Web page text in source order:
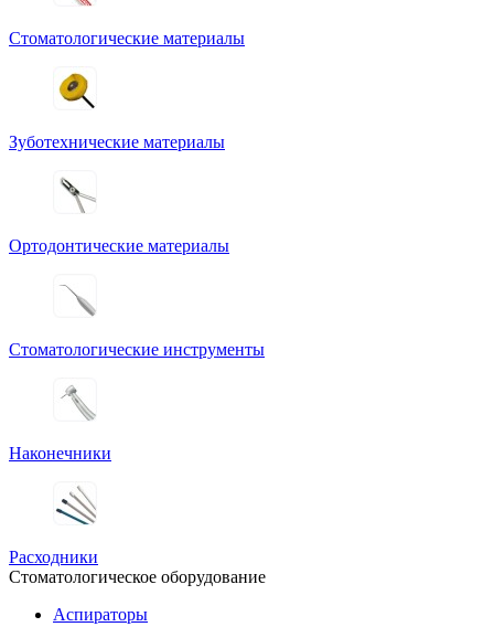
Стоматологические материалы
Зуботехнические материалы
Ортодонтические материалы
Стоматологические инструменты
Наконечники
Расходники
Стоматологическое оборудование
Аспираторы